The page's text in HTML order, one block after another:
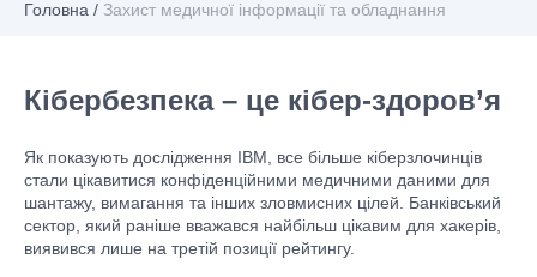
Головна / Захист медичної інформації та обладнання
Кібербезпека – це кібер-здоров’я
Як показують дослідження IBM, все більше кіберзлочинців
стали цікавитися конфіденційними медичними даними для
шантажу, вимагання та інших зловмисних цілей. Банківський
сектор, який раніше вважався найбільш цікавим для хакерів,
виявився лише на третій позиції рейтингу.